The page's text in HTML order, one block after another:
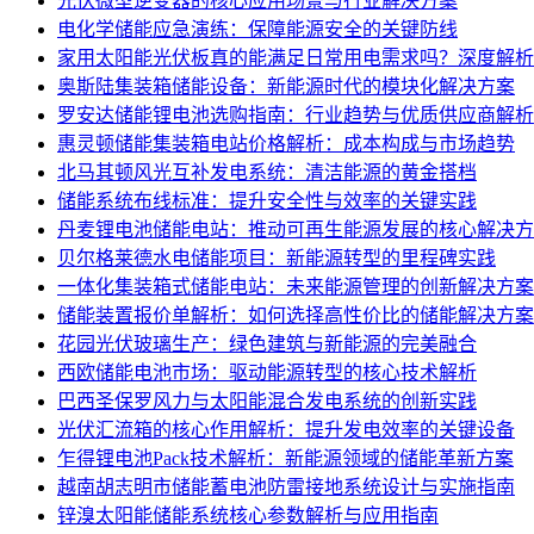
电化学储能应急演练：保障能源安全的关键防线
家用太阳能光伏板真的能满足日常用电需求吗？深度解
奥斯陆集装箱储能设备：新能源时代的模块化解决方案
罗安达储能锂电池选购指南：行业趋势与优质供应商解析
惠灵顿储能集装箱电站价格解析：成本构成与市场趋势
北马其顿风光互补发电系统：清洁能源的黄金搭档
储能系统布线标准：提升安全性与效率的关键实践
丹麦锂电池储能电站：推动可再生能源发展的核心解决
贝尔格莱德水电储能项目：新能源转型的里程碑实践
一体化集装箱式储能电站：未来能源管理的创新解决方案
储能装置报价单解析：如何选择高性价比的储能解决方案
花园光伏玻璃生产：绿色建筑与新能源的完美融合
西欧储能电池市场：驱动能源转型的核心技术解析
巴西圣保罗风力与太阳能混合发电系统的创新实践
光伏汇流箱的核心作用解析：提升发电效率的关键设备
乍得锂电池Pack技术解析：新能源领域的储能革新方案
越南胡志明市储能蓄电池防雷接地系统设计与实施指南
锌溴太阳能储能系统核心参数解析与应用指南